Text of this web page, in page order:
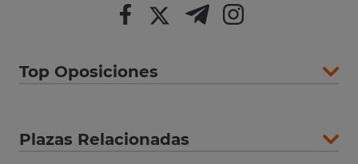
Top Oposiciones
Plazas Relacionadas